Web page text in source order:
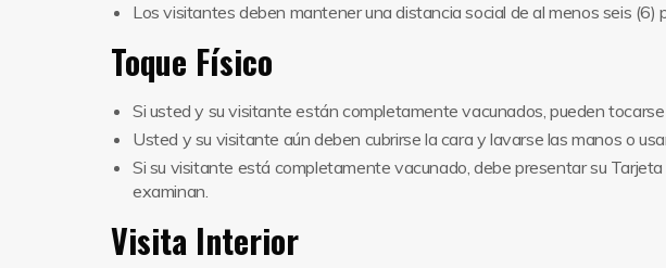
Los visitantes deben mantener una distancia social de al menos seis (6)
Toque Físico
Si usted y su visitante están completamente vacunados, pueden
Usted y su visitante aún deben cubrirse la cara y lavarse las manos o
Si su visitante está completamente vacunado, debe presentar su
examinan.
Visita Interior